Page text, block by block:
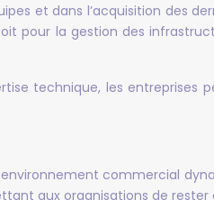
et dans l’acquisition des
pour la gestion des
technique, les entreprises
commercial
aux organisations de